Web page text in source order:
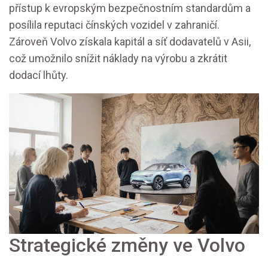
přístup k evropským bezpečnostním standardům a
posílila reputaci čínských vozidel v zahraničí.
Zároveň Volvo získala kapitál a síť dodavatelů v Asii,
což umožnilo snížit náklady na výrobu a zkrátit
dodací lhůty.
Strategické změny ve Volvo